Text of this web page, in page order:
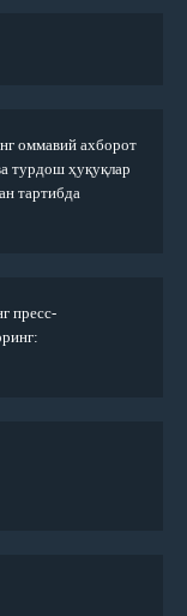
оммавий ахборот
турдош ҳуқуқлар
тартибда
пресс-